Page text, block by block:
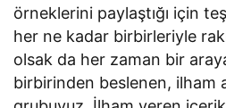
örneklerini paylaştığı için
her ne kadar birbirleriyle
olsak da her zaman bir
birbirinden beslenen, ilham